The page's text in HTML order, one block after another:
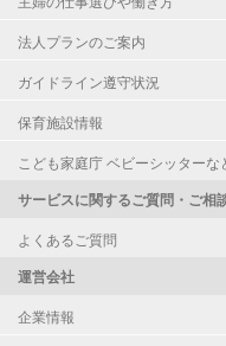
法人プランのご案内
ガイドライン遵守状況
保育施設情報
こども家庭庁 ベビーシッター
サービスに関するご質問・ご相
よくあるご質問
運営会社
企業情報